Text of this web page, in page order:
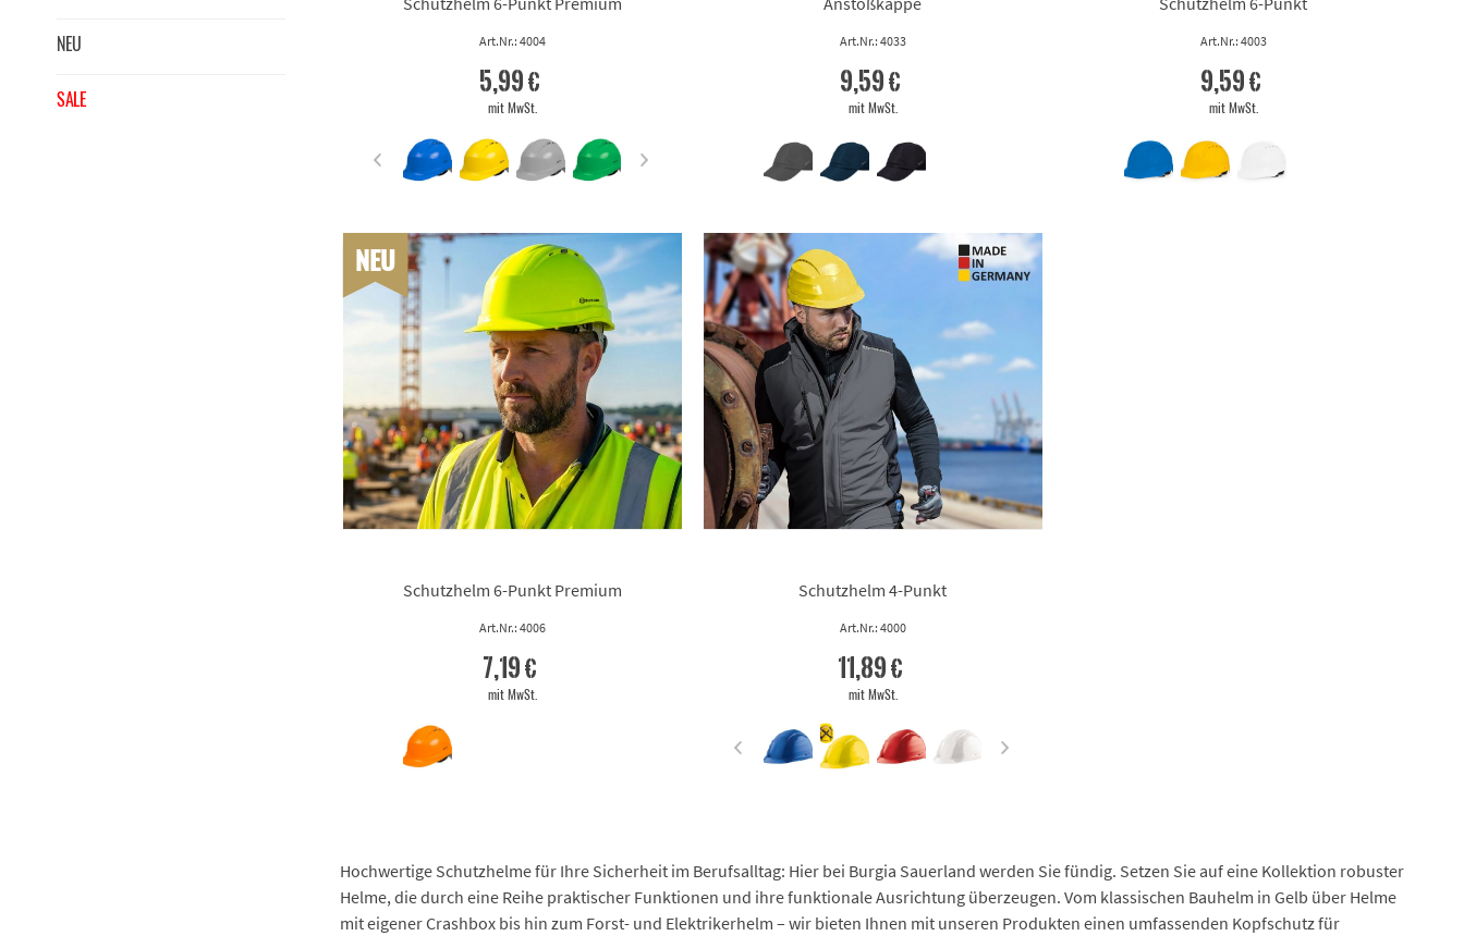
NEU
SALE
Art.Nr.: 4004
5,99 €
mit MwSt.
Art.Nr.: 4033
9,59 €
mit MwSt.
Art.Nr.: 4003
9,59 €
mit MwSt.
NEU
Schutzhelm 6-Punkt Premium
Art.Nr.: 4006
7,19 €
mit MwSt.
Schutzhelm 4-Punkt
Art.Nr.: 4000
11,89 €
mit MwSt.
Hochwertige Schutzhelme für Ihre Sicherheit im Berufsalltag: Hier bei Burgia Sauerland werden Sie fündig. Setzen Sie auf eine Kollektion robuster
Helme, die durch eine Reihe praktischer Funktionen und ihre funktionale Ausrichtung überzeugen. Vom klassischen Bauhelm in Gelb über Helme
mit eigener Crashbox bis hin zum Forst- und Elektrikerhelm – wir bieten Ihnen mit unseren Produkten einen umfassenden Kopfschutz für